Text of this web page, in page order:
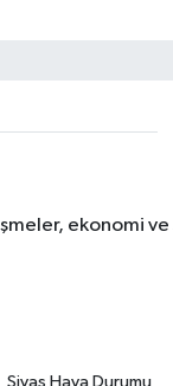
ekonomi
Sivas Hava Durumu